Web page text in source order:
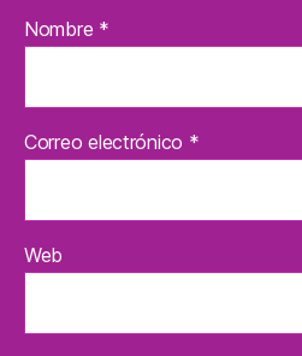
Nombre *
Correo electrónico *
Web